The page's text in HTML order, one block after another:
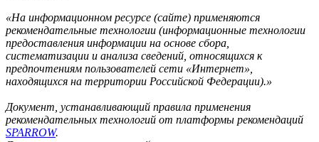
«На информационном ресурсе (сайте) применяются
рекомендательные технологии (информационные технологии
предоставления информации на основе сбора,
систематизации и анализа сведений, относящихся к
предпочтениям пользователей сети «Интернет»,
находящихся на территории Российской Федерации).»
Документ, устанавливающий правила применения
рекомендательных технологий от платформы рекомендаций
SPARROW.